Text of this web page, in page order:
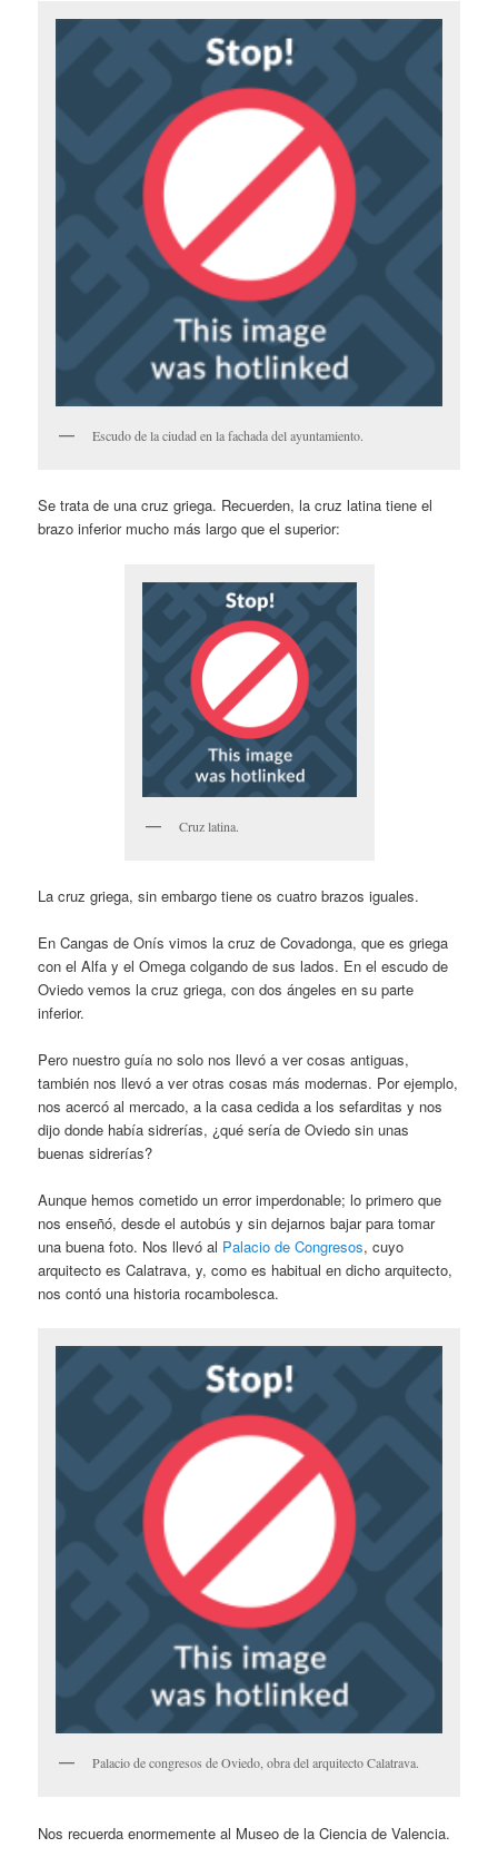
Escudo de la ciudad en la fachada del ayuntamiento.
Se trata de una cruz griega. Recuerden, la cruz latina tiene el
brazo inferior mucho más largo que el superior:
Cruz latina.
La cruz griega, sin embargo tiene os cuatro brazos iguales.
En Cangas de Onís vimos la cruz de Covadonga, que es griega
con el Alfa y el Omega colgando de sus lados. En el escudo de
Oviedo vemos la cruz griega, con dos ángeles en su parte
inferior.
Pero nuestro guía no solo nos llevó a ver cosas antiguas,
también nos llevó a ver otras cosas más modernas. Por ejemplo,
nos acercó al mercado, a la casa cedida a los sefarditas y nos
dijo donde había sidrerías, ¿qué sería de Oviedo sin unas
buenas sidrerías?
Aunque hemos cometido un error imperdonable; lo primero que
nos enseñó, desde el autobús y sin dejarnos bajar para tomar
una buena foto. Nos llevó al Palacio de Congresos, cuyo
arquitecto es Calatrava, y, como es habitual en dicho arquitecto,
nos contó una historia rocambolesca.
Palacio de congresos de Oviedo, obra del arquitecto Calatrava.
Nos recuerda enormemente al Museo de la Ciencia de Valencia.